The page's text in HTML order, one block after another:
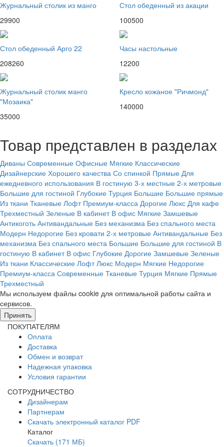
Журнальный столик из манго
29900
Стол обеденный из акации
100500
Стол обеденный Арго 22
208260
Часы настольные
12200
Журнальный столик манго
"Мозаика"
35000
Кресло кожаное "Ричмонд"
140000
Товар представлен в разделах
Диваны Современные Офисные Мягкие Классические
Дизайнерские Хорошего качества Со спинкой Прямые Для
ежедневного использования В гостиную 3-х местные 2-х метровые
Большие для гостиной Глубокие Турция Большие Большие прямые
Из ткани Тканевые Лофт Премиум-класса Дорогие Люкс Для кафе
Трехместный Зеленые В кабинет В офис Мягкие Замшевые
Антикоготь Антивандальные Без механизма Без спального места
Модерн Недорогие Без кровати 2-х метровые Антивандальные Без
механизма Без спального места Большие Большие для гостиной В
гостиную В кабинет В офис Глубокие Дорогие Замшевые Зеленые
Из ткани Классические Лофт Люкс Модерн Мягкие Недорогие
Премиум-класса Современные Тканевые Турция Мягкие Прямые
Трехместный
Мы используем файлы cookie для оптимальной работы сайта и
сервисов.
Принять
ПОКУПАТЕЛЯМ
Оплата
Доставка
Обмен и возврат
Надежная упаковка
Условия гарантии
СОТРУДНИЧЕСТВО
Дизайнерам
Партнерам
Скачать электронный каталог PDF
Каталог
Скачать (171 МБ)